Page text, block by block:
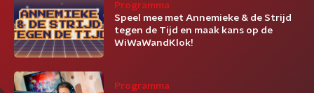
Programma
Speel mee met Annemieke & de Strijd
tegen de Tijd en maak kans op de
WiWaWandKlok!
Programma